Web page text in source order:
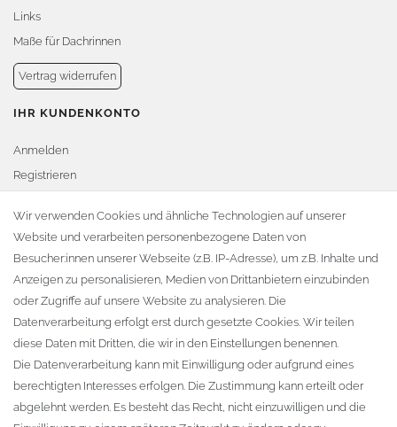
Links
Maße für Dachrinnen
Vertrag widerrufen
IHR KUNDENKONTO
Anmelden
Registrieren
Warenkorb
Zur Kasse
KONTAKT
Fa. Steffen Jost
Söbrigener Weg 50
D-01796 Pirna
Telefon:+49 (0)3501 507295
Wir verwenden Cookies und ähnliche Technologien auf unserer
Website und verarbeiten personenbezogene Daten von
Besucher:innen unserer Webseite (z.B. IP-Adresse), um z.B. Inhalte und
Anzeigen zu personalisieren, Medien von Drittanbietern einzubinden
oder Zugriffe auf unsere Website zu analysieren. Die
Datenverarbeitung erfolgt erst durch gesetzte Cookies. Wir teilen
diese Daten mit Dritten, die wir in den Einstellungen benennen.
Die Datenverarbeitung kann mit Einwilligung oder aufgrund eines
berechtigten Interesses erfolgen. Die Zustimmung kann erteilt oder
abgelehnt werden. Es besteht das Recht, nicht einzuwilligen und die